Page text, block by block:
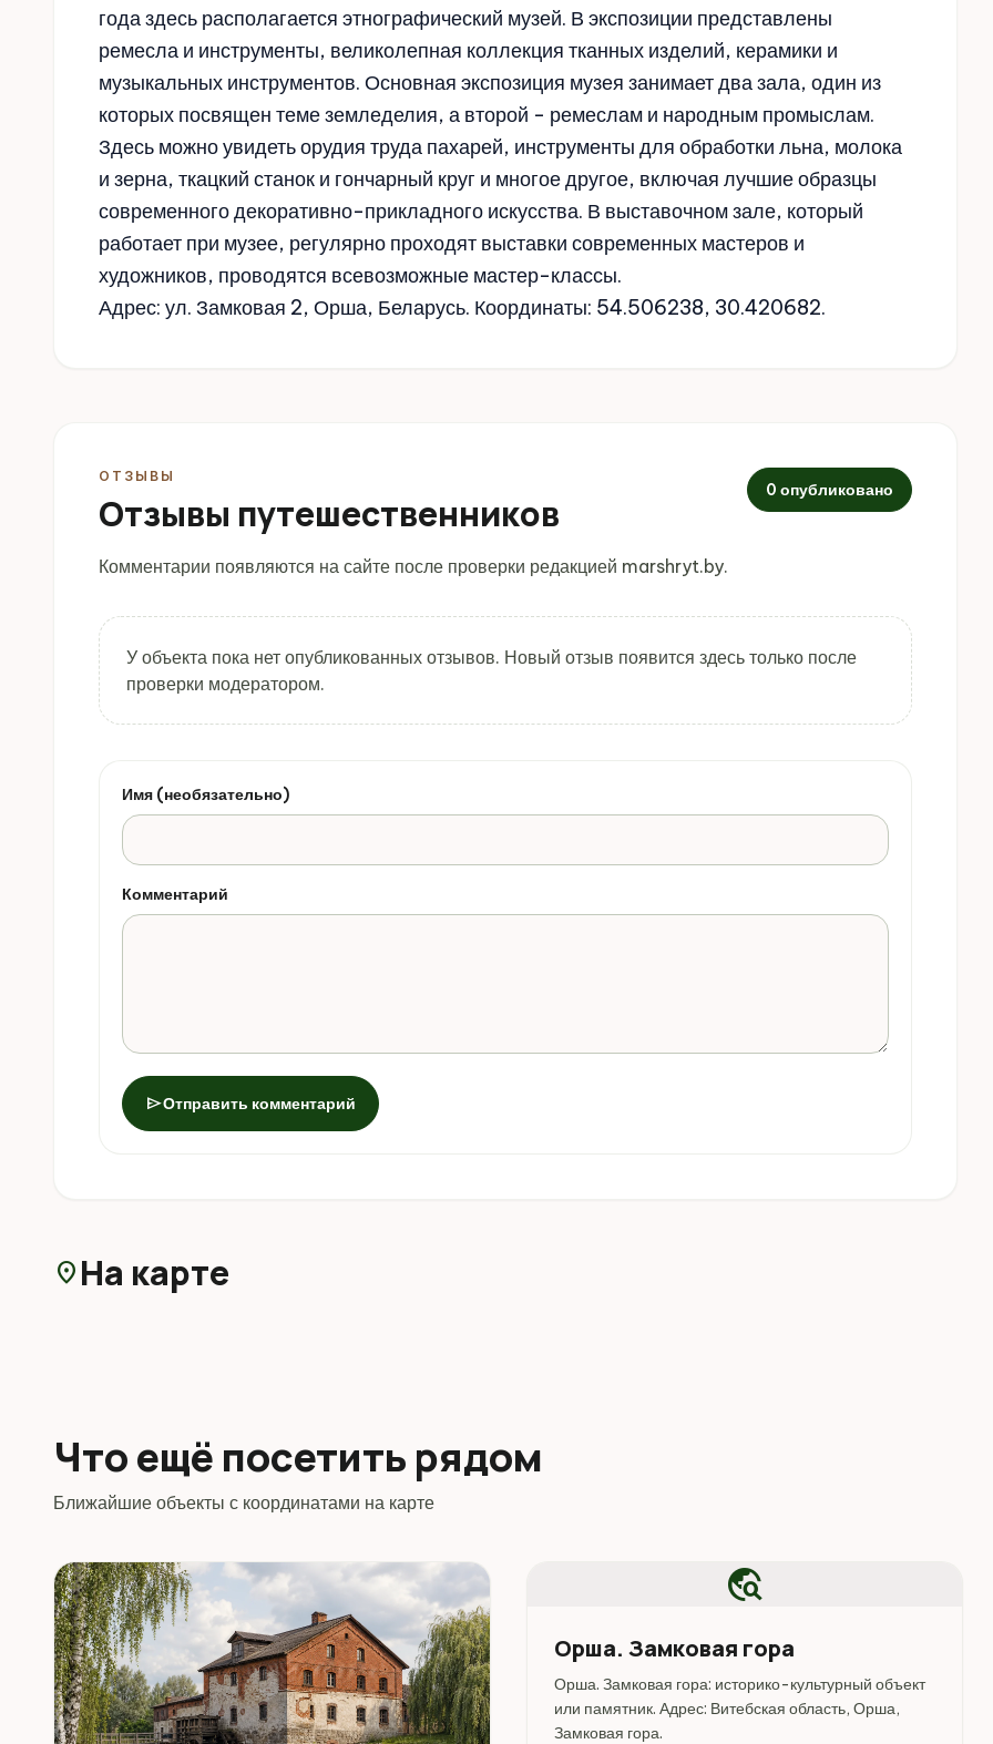
года здесь располагается этнографический музей. В экспозиции представлены
ремесла и инструменты, великолепная коллекция тканных изделий, керамики и
музыкальных инструментов. Основная экспозиция музея занимает два зала, один из
которых посвящен теме земледелия, а второй - ремеслам и народным промыслам.
Здесь можно увидеть орудия труда пахарей, инструменты для обработки льна, молока
и зерна, ткацкий станок и гончарный круг и многое другое, включая лучшие образцы
современного декоративно-прикладного искусства. В выставочном зале, который
работает при музее, регулярно проходят выставки современных мастеров и
художников, проводятся всевозможные мастер-классы.
Адрес: ул. Замковая 2, Орша, Беларусь. Координаты: 54.506238, 30.420682.
ОТЗЫВЫ
Отзывы путешественников
0 опубликовано
Комментарии появляются на сайте после проверки редакцией marshryt.by.
У объекта пока нет опубликованных отзывов. Новый отзыв появится здесь только после
проверки модератором.
Имя (необязательно)
Комментарий
sendОтправить комментарий
location_on На карте
Что ещё посетить рядом
Ближайшие объекты с координатами на карте
travel_explore
Орша. Замковая гора
Орша. Замковая гора: историко-культурный объект
или памятник. Адрес: Витебская область, Орша,
Замковая гора.